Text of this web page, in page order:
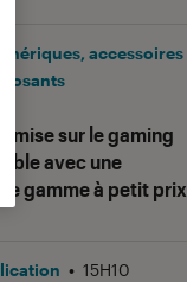
mise sur le gaming
avec une
gamme à petit prix
accessoires
• 15H10